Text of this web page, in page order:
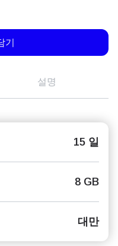
기
설명
15 일
8 GB
대만